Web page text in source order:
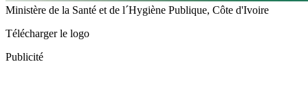
Ministère de la Santé et de l´Hygiène Publique, Côte d'Ivoire
Télécharger le logo
Publicité